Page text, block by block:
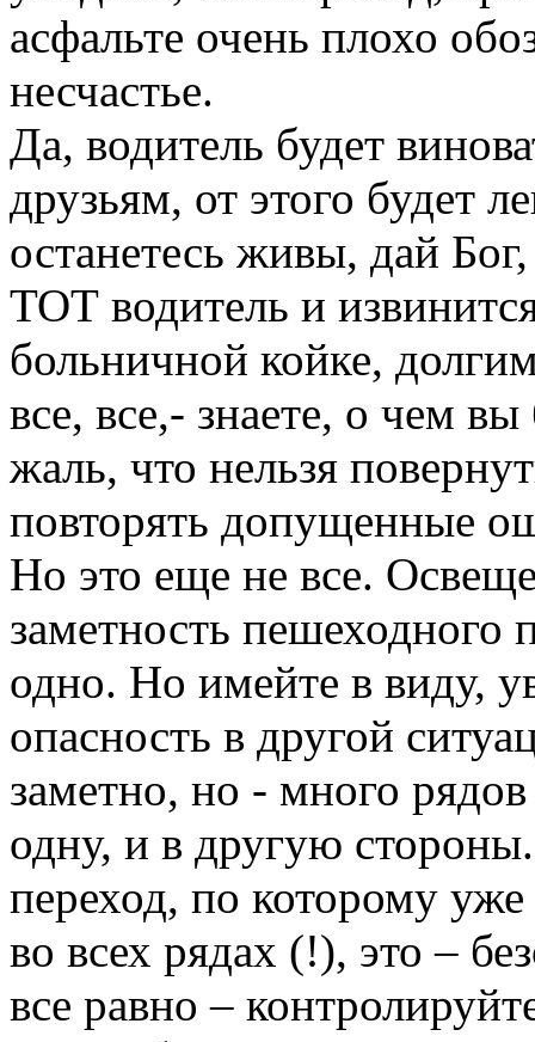
асфальте очень плохо
несчастье.
Да, водитель будет
друзьям, от этого будет
останетесь живы, дай
ТОТ водитель и
больничной койке,
все, все,- знаете, о чем
жаль, что нельзя
повторять допущенные
Но это еще не все.
заметность пешеходного
одно. Но имейте в виду,
опасность в другой
заметно, но - много
одну, и в другую
переход, по которому
во всех рядах (!), это –
все равно –